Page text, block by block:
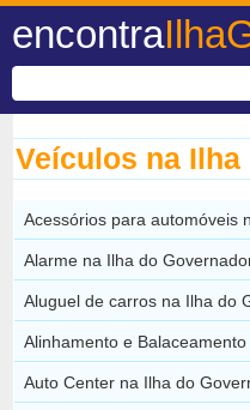
encontra
Veículos na
Acessórios para automóveis
Alarme na Ilha do
Aluguel de carros na Ilha do
Alinhamento e
Auto Center na Ilha do